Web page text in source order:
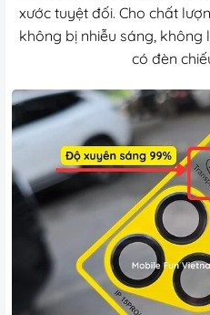
xước tuyệt đối. Cho chất
không bị nhiễu sáng,
có đèn